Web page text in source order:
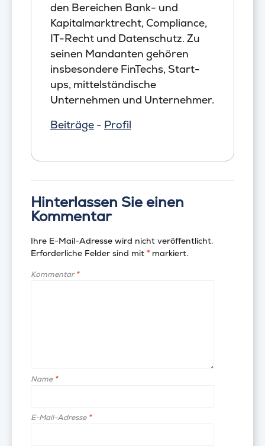
den Bereichen Bank- und
Kapitalmarktrecht, Compliance,
IT-Recht und Datenschutz. Zu
seinen Mandanten gehören
insbesondere FinTechs, Start-
ups, mittelständische
Unternehmen und Unternehmer.
Beiträge - Profil
Hinterlassen Sie einen
Kommentar
Ihre E-Mail-Adresse wird nicht veröffentlicht.
Erforderliche Felder sind mit *markiert.
Kommentar*
Name *
E-Mail-Adresse *